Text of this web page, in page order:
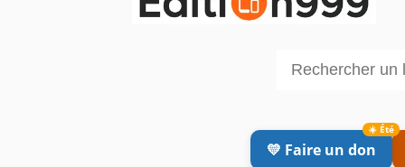
💛 Faire un don